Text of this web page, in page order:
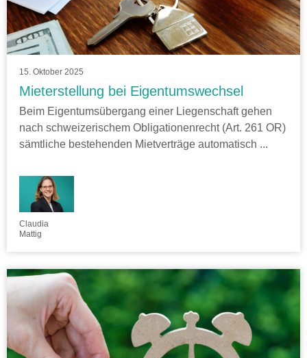
15. Oktober 2025
Mieterstellung bei Eigentumswechsel
Beim Eigentumsübergang einer Liegenschaft gehen
nach schweizerischem Obligationenrecht (Art. 261 OR)
sämtliche bestehenden Mietverträge automatisch ...
Claudia
Mattig